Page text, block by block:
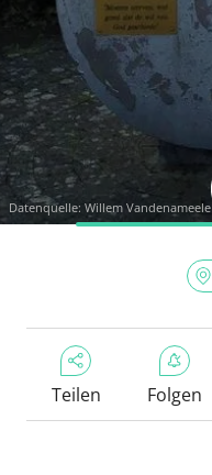
Datenquelle: Willem Vandenameele
Teilen Folgen